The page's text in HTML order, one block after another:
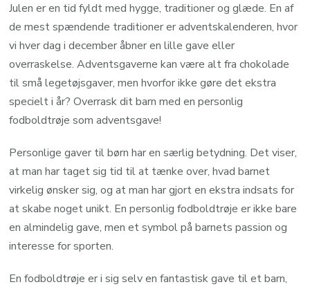
Julen er en tid fyldt med hygge, traditioner og glæde. En af
de mest spændende traditioner er adventskalenderen, hvor
vi hver dag i december åbner en lille gave eller
overraskelse. Adventsgaverne kan være alt fra chokolade
til små legetøjsgaver, men hvorfor ikke gøre det ekstra
specielt i år? Overrask dit barn med en personlig
fodboldtrøje som adventsgave!
Personlige gaver til børn har en særlig betydning. Det viser,
at man har taget sig tid til at tænke over, hvad barnet
virkelig ønsker sig, og at man har gjort en ekstra indsats for
at skabe noget unikt. En personlig fodboldtrøje er ikke bare
en almindelig gave, men et symbol på barnets passion og
interesse for sporten.
En fodboldtrøje er i sig selv en fantastisk gave til et barn,